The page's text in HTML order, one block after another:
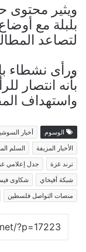
ويثير
بلبلة مع
لتصاعد
ورأى نشطاء
بأنه انتصار
واستهداف
الوسوم أخبار
الأخبار المزيفة
السلم
ترند غزة
جدل إعلامي
شبكة أفيخاي
شكاوى
منصات التواصل فلسطين